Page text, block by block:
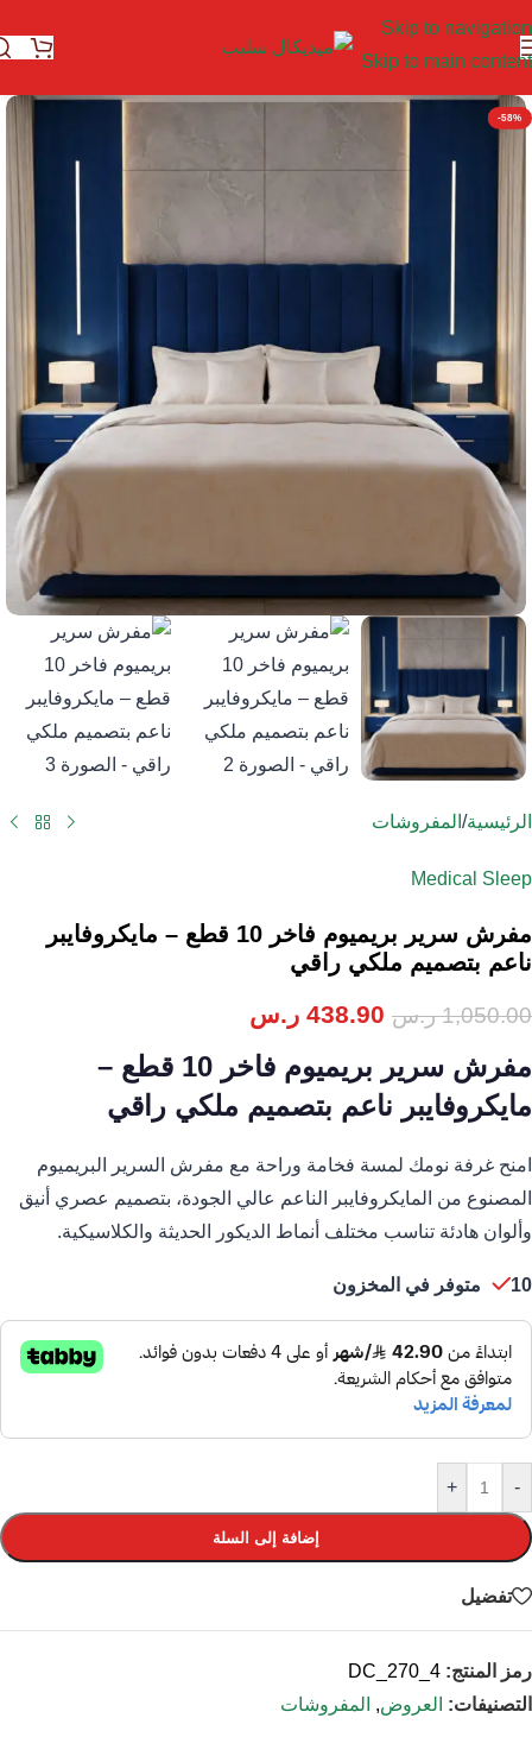
Skip to navigation
Skip to main content
-58%
الرئيسية/ المفروشات
Medical Sleep
مفرش سرير بريميوم فاخر 10 قطع – مايكروفايبر
ناعم بتصميم ملكي راقي
1,050.00 ر.س 438.90 ر.س
مفرش سرير بريميوم فاخر 10 قطع –
مايكروفايبر ناعم بتصميم ملكي راقي
امنح غرفة نومك لمسة فخامة وراحة مع مفرش السرير البريميوم
المصنوع من المايكروفايبر الناعم عالي الجودة، بتصميم عصري أنيق
وألوان هادئة تناسب مختلف أنماط الديكور الحديثة والكلاسيكية.
10 متوفر في المخزون
-
+
إضافة إلى السلة
تفضيل
رمز المنتج: DC_270_4
التصنيفات: العروض, المفروشات